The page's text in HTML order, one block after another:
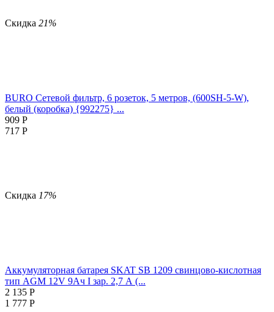
Скидка 21%
BURO Сетевой фильтр, 6 розеток, 5 метров, (600SH-5-W),
белый (коробка) {992275} ...
909 Р
717 Р
Скидка 17%
Аккумуляторная батарея SKAT SB 1209 свинцово-кислотная
тип AGM 12V 9Ач I зар. 2,7 А (...
2 135 Р
1 777 Р